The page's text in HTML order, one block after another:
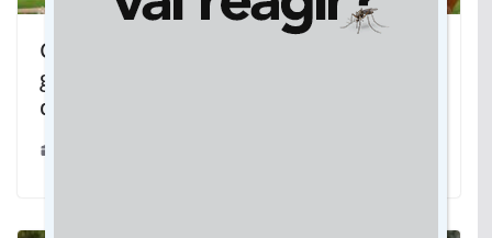
Com lançamento dia 27, Rondonópolis
ganha nova e moderna opção de lazer
do Riviera Thermas do Lago